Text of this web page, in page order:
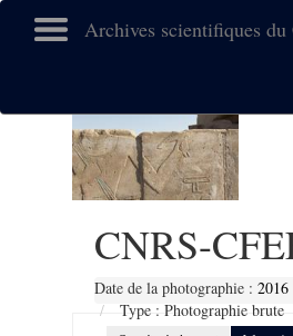
Archives scientifiques
CNRS-
Date de la photographie : 2016
Type : Photographie brute